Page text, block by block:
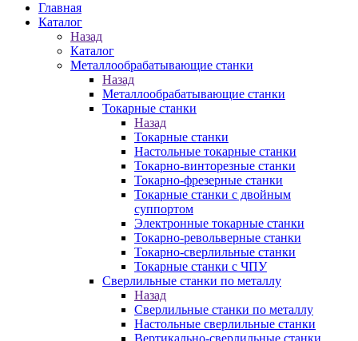
Главная
Каталог
Назад
Каталог
Металлообрабатывающие станки
Назад
Металлообрабатывающие станки
Токарные станки
Назад
Токарные станки
Настольные токарные станки
Токарно-винторезные станки
Токарно-фрезерные станки
Токарные станки с двойным
суппортом
Электронные токарные станки
Токарно-револьверные станки
Токарно-сверлильные станки
Токарные станки с ЧПУ
Сверлильные станки по металлу
Назад
Сверлильные станки по металлу
Настольные сверлильные станки
Вертикально-сверлильные станки